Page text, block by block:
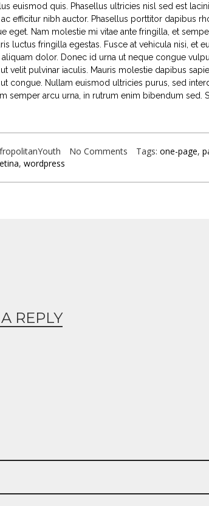
euismod quis. Phasellus ultricies nisl sed est
efficitur nibh auctor. Phasellus porttitor dapibus
eget. Nam molestie mi vitae ante fringilla, et
luctus fringilla egestas. Fusce at vehicula nisi, et
dolor. Donec id urna ut neque congue
velit pulvinar iaculis. Mauris molestie dapibus
congue. Nullam euismod ultricies purus, sed
semper arcu urna, in rutrum enim bibendum sed.
No Comments Tags: one-page,
, wordpress
REPLY